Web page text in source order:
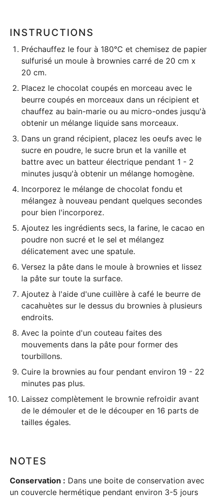
INSTRUCTIONS
Préchauffez le four à 180°C et chemisez de papier
sulfurisé un moule à brownies carré de 20 cm x
20 cm.
Placez le chocolat coupés en morceau avec le
beurre coupés en morceaux dans un récipient et
chauffez au bain-marie ou au micro-ondes jusqu'à
obtenir un mélange liquide sans morceaux.
Dans un grand récipient, placez les oeufs avec le
sucre en poudre, le sucre brun et la vanille et
battre avec un batteur électrique pendant 1 - 2
minutes jusqu'à obtenir un mélange homogène.
Incorporez le mélange de chocolat fondu et
mélangez à nouveau pendant quelques secondes
pour bien l'incorporez.
Ajoutez les ingrédients secs, la farine, le cacao en
poudre non sucré et le sel et mélangez
délicatement avec une spatule.
Versez la pâte dans le moule à brownies et lissez
la pâte sur toute la surface.
Ajoutez à l'aide d'une cuillère à café le beurre de
cacahuètes sur le dessus du brownies à plusieurs
endroits.
Avec la pointe d'un couteau faites des
mouvements dans la pâte pour former des
tourbillons.
Cuire la brownies au four pendant environ 19 - 22
minutes pas plus.
Laissez complètement le brownie refroidir avant
de le démouler et de le découper en 16 parts de
tailles égales.
NOTES
Conservation : Dans une boite de conservation avec
un couvercle hermétique pendant environ 3-5 jours